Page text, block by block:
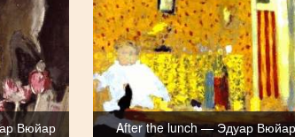
Вюйар After the lunch — Эдуар Вюйар